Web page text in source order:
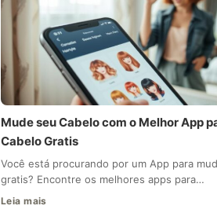
Mude seu Cabelo com o Melhor App
Cabelo Gratis
Você está procurando por um App para
gratis? Encontre os melhores apps para…
Leia mais